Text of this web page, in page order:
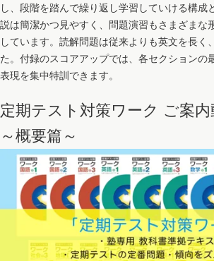
し、段階を踏んで繰り返し学習していける構成
説は簡潔かつ見やすく、問題演習もさまざまな
しています。読解問題は従来よりも英文を長く
た。付録のスコアアップでは、各セクションの
表現を集中特訓できます。
定期テスト対策ワーク ご案内
～概要篇～